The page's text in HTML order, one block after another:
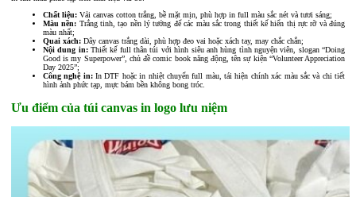
Chất liệu: Vải canvas cotton trắng, bề mặt mịn, phù hợp in full màu sắc nét và tươi sáng;
Màu nền: Trắng tinh, tạo nền lý tưởng để các màu sắc trong thiết kế hiển thị rực rỡ và đúng
màu nhất;
Quai xách: Dây canvas trắng dài, phù hợp đeo vai hoặc xách tay, may chắc chắn;
Nội dung in:Thiết kế full thân túi với hình siêu anh hùng tình nguyện viên, slogan “Doing
Good is my Superpower”, chủ đề comic book năng động, tên sự kiện “Volunteer Appreciation
Day 2025”;
Công nghệ in:In DTF hoặc in nhiệt chuyển full màu, tái hiện chính xác màu sắc và chi tiết
hình ảnh phức tạp, mực bám bền không bong tróc.
Ưu điểm của túi canvas in logo lưu niệm